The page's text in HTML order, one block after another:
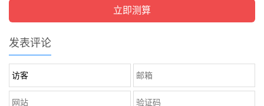
发表评论